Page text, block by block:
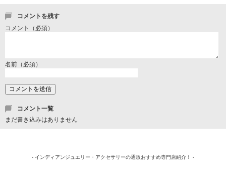
コメントを残す
コメント（必須）
名前（必須）
コメント一覧
まだ書き込みはありません
- インディアンジュエリー・アクセサリーの通販おすすめ専門店紹介！ -